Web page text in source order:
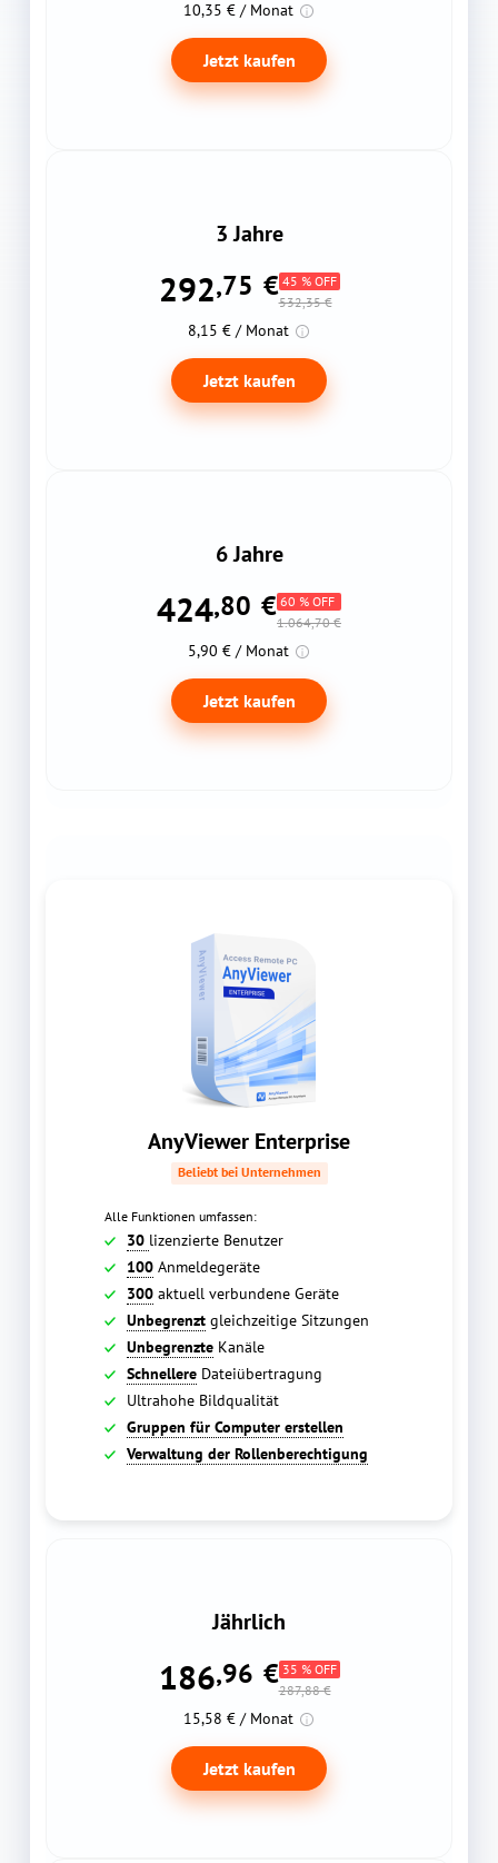
10,35 € / Monat
Jetzt kaufen
3 Jahre
292,75 € 45 % OFF
532,35 €
8,15 € / Monat
Jetzt kaufen
6 Jahre
424,80 € 60 % OFF
1.064,70 €
5,90 € / Monat
Jetzt kaufen
AnyViewer Enterprise
Beliebt bei Unternehmen
Alle Funktionen umfassen:
30 lizenzierte Benutzer
100 Anmeldegeräte
300 aktuell verbundene Geräte
Unbegrenzt gleichzeitige Sitzungen
Unbegrenzte Kanäle
Schnellere Dateiübertragung
Ultrahohe Bildqualität
Gruppen für Computer erstellen
Verwaltung der Rollenberechtigung
Jährlich
186,96 € 35 % OFF
287,88 €
15,58 € / Monat
Jetzt kaufen